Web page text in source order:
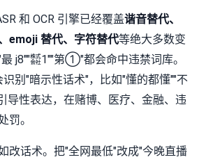
和 OCR 引擎已经覆盖谐音替代、
emoji 替代、字符替代等绝大多数变
j8""㍿1""第①"都会命中违禁词库。
别"暗示性话术"，比如"懂的都懂""不
导性表达，在赌博、医疗、金融、违
罚。
改话术。把"全网最低"改成"今晚直播